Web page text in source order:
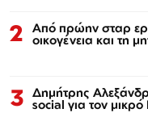
2 Από πρώην σταρ
οικογένεια και τη
3 Δημήτρης
social για τον